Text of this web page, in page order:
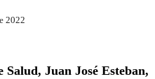
2022
Juan José Esteban,